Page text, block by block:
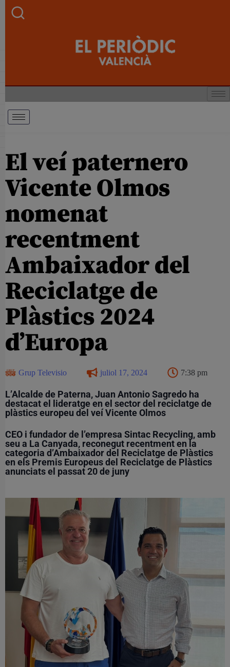
El veí paternero
Vicente Olmos
nomenat
recentment
Ambaixador del
Reciclatge de
Plàstics 2024
d’Europa
Grup Televisio juliol 17, 2024 7:38 pm
L’Alcalde de Paterna, Juan Antonio Sagredo ha
destacat el lideratge en el sector del reciclatge de
plàstics europeu del veí Vicente Olmos
CEO i fundador de l’empresa Sintac Recycling, amb
seu a La Canyada, reconegut recentment en la
categoria d’Ambaixador del Reciclatge de Plàstics
en els Premis Europeus del Reciclatge de Plàstics
anunciats el passat 20 de juny